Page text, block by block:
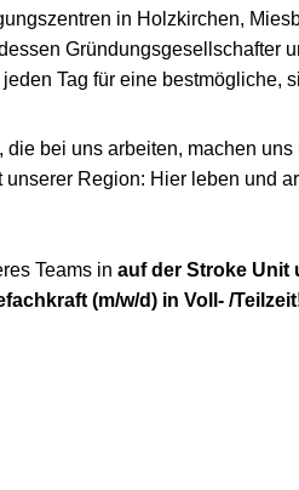
in Holzkirchen,
Gründungsgesellschafter
Tag für eine bestmögliche,
die bei uns arbeiten, machen
unserer Region: Hier leben und
Teams in auf der Stroke Unit
(m/w/d) in Voll- /